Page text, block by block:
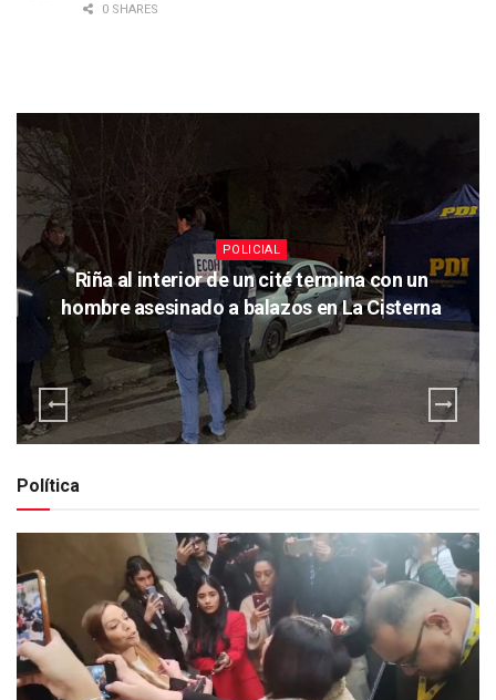
0 SHARES
POLICIAL
Riña al interior de un cité termina con un
hombre asesinado a balazos en La Cisterna
Política